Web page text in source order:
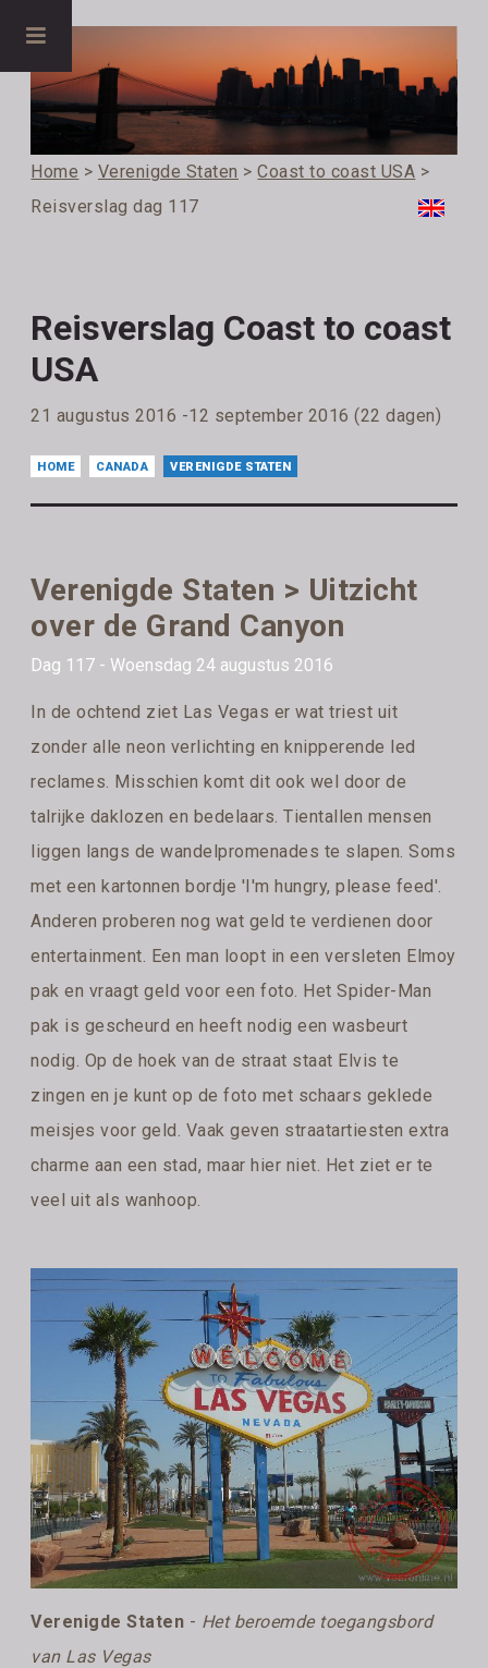
Home > Verenigde Staten >Coast to coast USA >
Reisverslag dag 117
Reisverslag Coast to coast
USA
21 augustus 2016 -12 september 2016 (22 dagen)
HOME CANADA VERENIGDE STATEN
Verenigde Staten > Uitzicht
over de Grand Canyon
Dag 117 - Woensdag 24 augustus 2016
In de ochtend ziet Las Vegas er wat triest uit
zonder alle neon verlichting en knipperende led
reclames. Misschien komt dit ook wel door de
talrijke daklozen en bedelaars. Tientallen mensen
liggen langs de wandelpromenades te slapen. Soms
met een kartonnen bordje 'I'm hungry, please feed'.
Anderen proberen nog wat geld te verdienen door
entertainment. Een man loopt in een versleten Elmoy
pak en vraagt geld voor een foto. Het Spider-Man
pak is gescheurd en heeft nodig een wasbeurt
nodig. Op de hoek van de straat staat Elvis te
zingen en je kunt op de foto met schaars geklede
meisjes voor geld. Vaak geven straatartiesten extra
charme aan een stad, maar hier niet. Het ziet er te
veel uit als wanhoop.
Verenigde Staten - Het beroemde toegangsbord
van Las Vegas